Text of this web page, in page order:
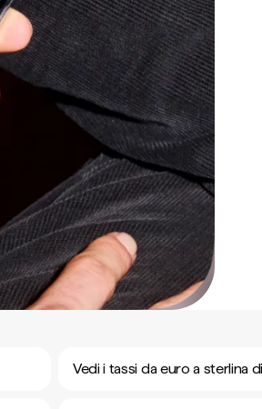
Vedi i tassi da euro a sterlina